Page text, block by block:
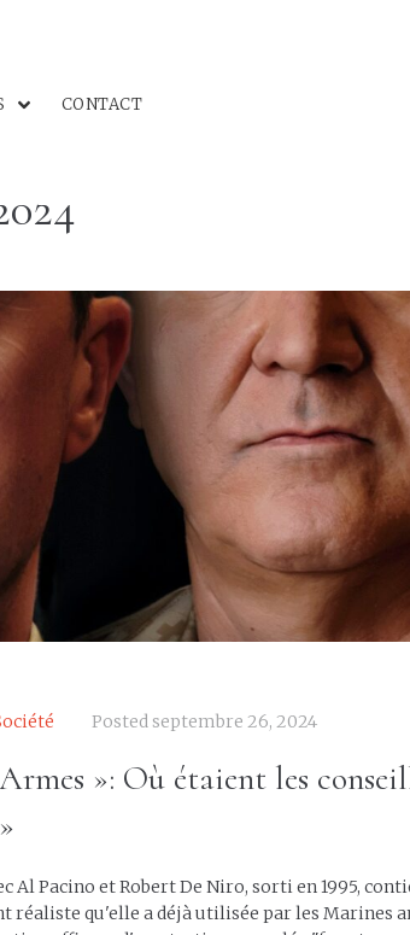
CONTACT
Posted septembre 26, 2024
»: Où étaient les
Al Pacino et Robert De Niro, sorti en 1995,
réaliste qu'elle a déjà utilisée par les Marines